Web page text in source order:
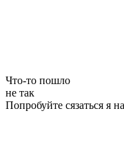
Что-то пошло
не так
Попробуйте сязаться я